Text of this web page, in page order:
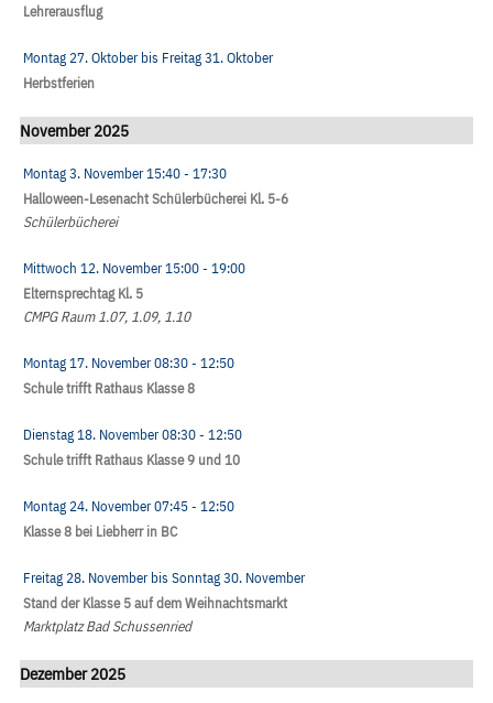
Lehrerausflug
Montag 27. Oktoberbis Freitag 31. Oktober
Herbstferien
November 2025
Montag 3. November15:40- 17:30
Halloween-Lesenacht Schülerbücherei Kl. 5-6
Schülerbücherei
Mittwoch 12. November15:00- 19:00
Elternsprechtag Kl. 5
CMPG Raum 1.07, 1.09, 1.10
Montag 17. November08:30- 12:50
Schule trifft Rathaus Klasse 8
Dienstag 18. November08:30- 12:50
Schule trifft Rathaus Klasse 9 und 10
Montag 24. November07:45- 12:50
Klasse 8 bei Liebherr in BC
Freitag 28. Novemberbis Sonntag 30. November
Stand der Klasse 5 auf dem Weihnachtsmarkt
Marktplatz Bad Schussenried
Dezember 2025